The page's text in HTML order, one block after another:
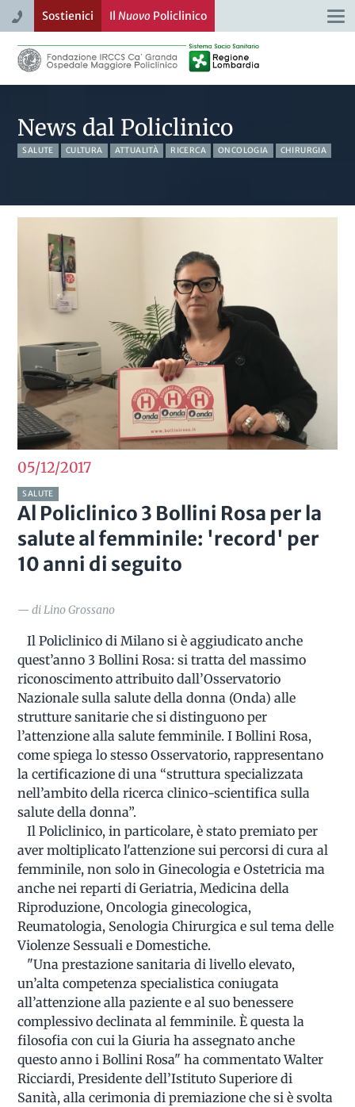
Sostienici Il NuovoPoliclinico
News dal Policlinico
SALUTE CULTURA ATTUALITÀ RICERCA ONCOLOGIA CHIRURGIA
05/122017
SALUTE
Al Policlinico 3 Bollini Rosa per la
salute al femminile: 'record' per
10 anni di seguito
— di Lino Grossano
Il Policlinico di Milano si è aggiudicato anche
quest’anno 3 Bollini Rosa: si tratta del massimo
riconoscimento attribuito dall’Osservatorio
Nazionale sulla salute della donna (Onda) alle
strutture sanitarie che si distinguono per
l’attenzione alla salute femminile. I Bollini Rosa,
come spiega lo stesso Osservatorio, rappresentano
la certificazione di una “struttura specializzata
nell’ambito della ricerca clinico-scientifica sulla
salute della donna”.
Il Policlinico, in particolare, è stato premiato per
aver moltiplicato l'attenzione sui percorsi di cura al
femminile, non solo in Ginecologia e Ostetricia ma
anche nei reparti di Geriatria, Medicina della
Riproduzione, Oncologia ginecologica,
Reumatologia, Senologia Chirurgica e sul tema delle
Violenze Sessuali e Domestiche.
"Una prestazione sanitaria di livello elevato,
un’alta competenza specialistica coniugata
all’attenzione alla paziente e al suo benessere
complessivo declinata al femminile. È questa la
filosofia con cui la Giuria ha assegnato anche
questo anno i Bollini Rosa" ha commentato Walter
Ricciardi, Presidente dell’Istituto Superiore di
Sanità, alla cerimonia di premiazione che si è svolta